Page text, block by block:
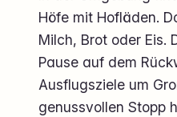
Höfe mit Hofläden.
Milch, Brot oder Eis.
Pause auf dem
Ausflugsziele um
genussvollen Stopp